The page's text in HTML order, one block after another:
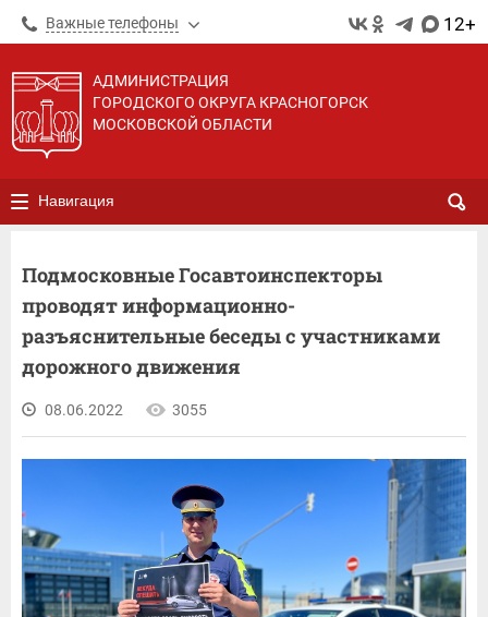
Важные телефоны 12+
АДМИНИСТРАЦИЯ
ГОРОДСКОГО ОКРУГА КРАСНОГОРСК
МОСКОВСКОЙ ОБЛАСТИ
Навигация
Подмосковные Госавтоинспекторы
проводят информационно-
разъяснительные беседы с участниками
дорожного движения
08.06.2022 3055